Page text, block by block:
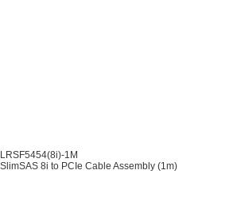
LRSF5454(8i)-1M
SlimSAS 8i to PCIe Cable Assembly (1m)